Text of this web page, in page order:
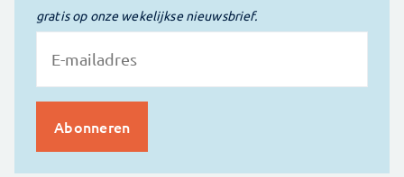
gratis op onze wekelijkse nieuwsbrief.